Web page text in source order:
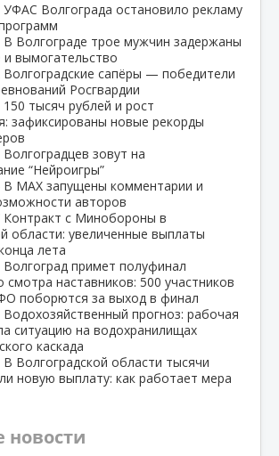
УФАС Волгограда остановило рекламу
В Волгограде трое мужчин задержаны
вымогательство
Волгоградские сапёры — победители
Росгвардии
150 тысяч рублей и рост
зафиксированы новые рекорды
Волгоградцев зовут на
“Нейроигры”
В МАХ запущены комментарии и
авторов
Контракт с Минобороны в
области: увеличенные выплаты
лета
Волгоград примет полуфинал
смотра наставников: 500 участников
поборются за выход в финал
Водохозяйственный прогноз: рабочая
ситуацию на водохранилищах
каскада
В Волгоградской области тысячи
новую выплату: как работает мера
новости